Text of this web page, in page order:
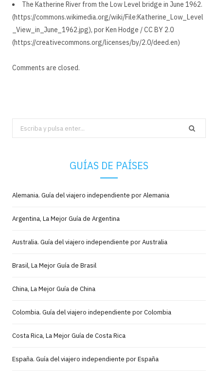
The Katherine River from the Low Level bridge in June 1962.
(https://commons.wikimedia.org/wiki/File:Katherine_Low_Level
_View_in_June_1962.jpg), por Ken Hodge / CC BY 2.0
(https://creativecommons.org/licenses/by/2.0/deed.en)
Comments are closed.
Search
for:
GUÍAS DE PAÍSES
Alemania. Guía del viajero independiente por Alemania
Argentina, La Mejor Guía de Argentina
Australia. Guía del viajero independiente por Australia
Brasil, La Mejor Guía de Brasil
China, La Mejor Guía de China
Colombia. Guía del viajero independiente por Colombia
Costa Rica, La Mejor Guía de Costa Rica
España. Guía del viajero independiente por España